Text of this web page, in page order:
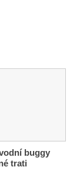
buggy
trati